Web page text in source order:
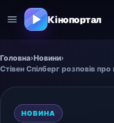
Кінопортал
Головна›Новини›
НОВИНА